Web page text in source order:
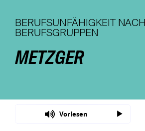
BERUFSUNFÄHIGKEIT NACH
BERUFSGRUPPEN
METZGER
Vorlesen